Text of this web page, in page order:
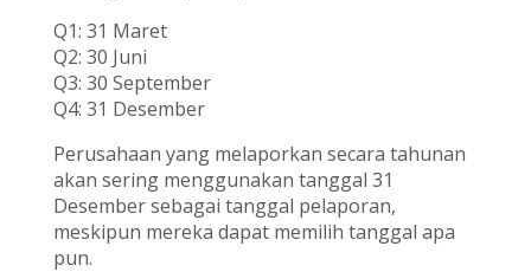
Q1: 31 Maret
Q2: 30 Juni
Q3: 30 September
Q4: 31 Desember
Perusahaan yang melaporkan secara tahunan
akan sering menggunakan tanggal 31
Desember sebagai tanggal pelaporan,
meskipun mereka dapat memilih tanggal apa
pun.